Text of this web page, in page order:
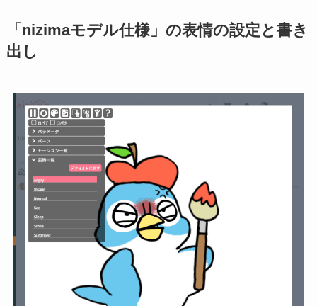
「nizimaモデル仕様」の表情の設定と書き
出し